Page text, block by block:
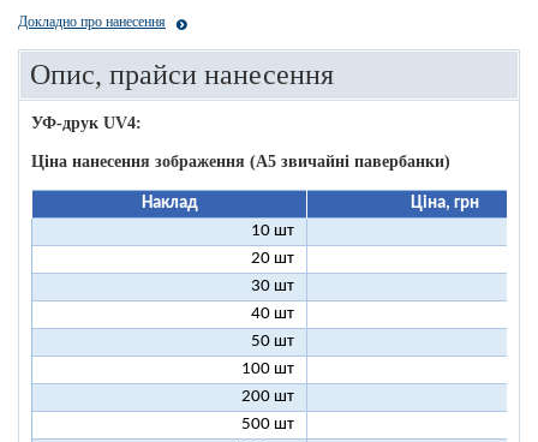
Докладно про нанесення
Опис, прайси нанесення
УФ-друк UV4:
Ціна нанесення зображення (А5 звичайні павербанки)
Наклад
Ціна, грн
10 шт
20 шт
30 шт
40 шт
50 шт
100 шт
200 шт
500 шт